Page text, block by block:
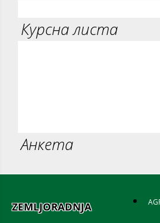
Курсна листа
Анкета
ZEMLJORADNJA